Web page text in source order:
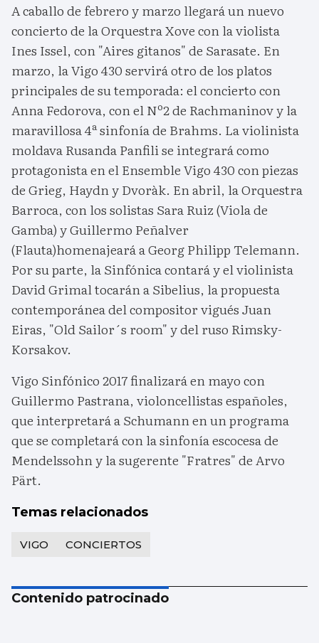
A caballo de febrero y marzo llegará un nuevo
concierto de la Orquestra Xove con la violista
Ines Issel, con "Aires gitanos" de Sarasate. En
marzo, la Vigo 430 servirá otro de los platos
principales de su temporada: el concierto con
Anna Fedorova, con el Nº2 de Rachmaninov y la
maravillosa 4ª sinfonía de Brahms. La violinista
moldava Rusanda Panfili se integrará como
protagonista en el Ensemble Vigo 430 con piezas
de Grieg, Haydn y Dvoràk. En abril, la Orquestra
Barroca, con los solistas Sara Ruiz (Viola de
Gamba) y Guillermo Peñalver
(Flauta)homenajeará a Georg Philipp Telemann.
Por su parte, la Sinfónica contará y el violinista
David Grimal tocarán a Sibelius, la propuesta
contemporánea del compositor vigués Juan
Eiras, "Old Sailor´s room" y del ruso Rimsky-
Korsakov.
Vigo Sinfónico 2017 finalizará en mayo con
Guillermo Pastrana, violoncellistas españoles,
que interpretará a Schumann en un programa
que se completará con la sinfonía escocesa de
Mendelssohn y la sugerente "Fratres" de Arvo
Pärt.
Temas relacionados
VIGO CONCIERTOS
Contenido patrocinado